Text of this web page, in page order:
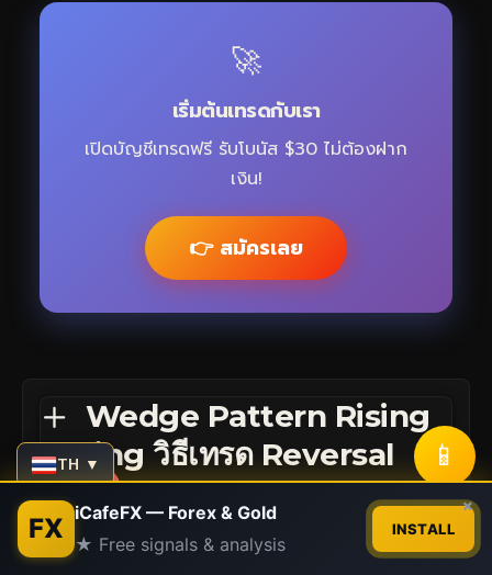
🚀
เริ่มต้นเทรดกับเรา
เปิดบัญชีเทรดฟรี รับโบนัส $30 ไม่ต้องฝาก
เงิน!
👉 สมัครเลย
Wedge Pattern Rising
Falling วิธีเทรด Reversal
Forex
Liquidity Concept วิธีที่
TH ▼ 📱
FX iCafeFX — Forex & Gold
★ Free signals & analysis
INSTALL
×
Contact us
Open